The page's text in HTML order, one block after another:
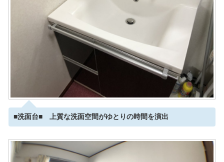
■洗面台■ 上質な洗面空間がゆとりの時間を演出